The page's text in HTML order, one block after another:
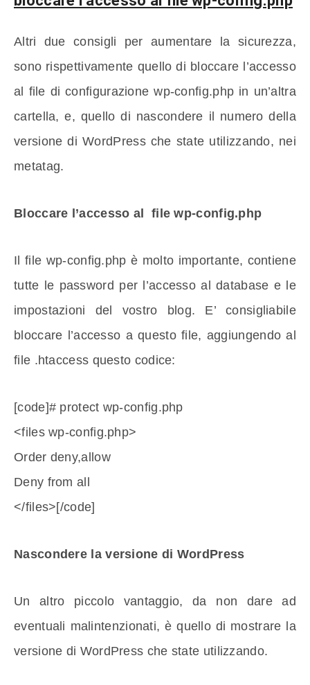
Altri due consigli per aumentare la sicurezza,
sono rispettivamente quello di bloccare l’accesso
al file di configurazione wp-config.php in un’altra
cartella, e, quello di nascondere il numero della
versione di WordPress che state utilizzando, nei
metatag.
Bloccare l’accesso al file wp-config.php
Il file wp-config.php è molto importante, contiene
tutte le password per l’accesso al database e le
impostazioni del vostro blog. E’ consigliabile
bloccare l’accesso a questo file, aggiungendo al
file .htaccess questo codice:
[code]# protect wp-config.php
<files wp-config.php>
Order deny,allow
Deny from all
</files>[/code]
Nascondere la versione di WordPress
Un altro piccolo vantaggio, da non dare ad
eventuali malintenzionati, è quello di mostrare la
versione di WordPress che state utilizzando.